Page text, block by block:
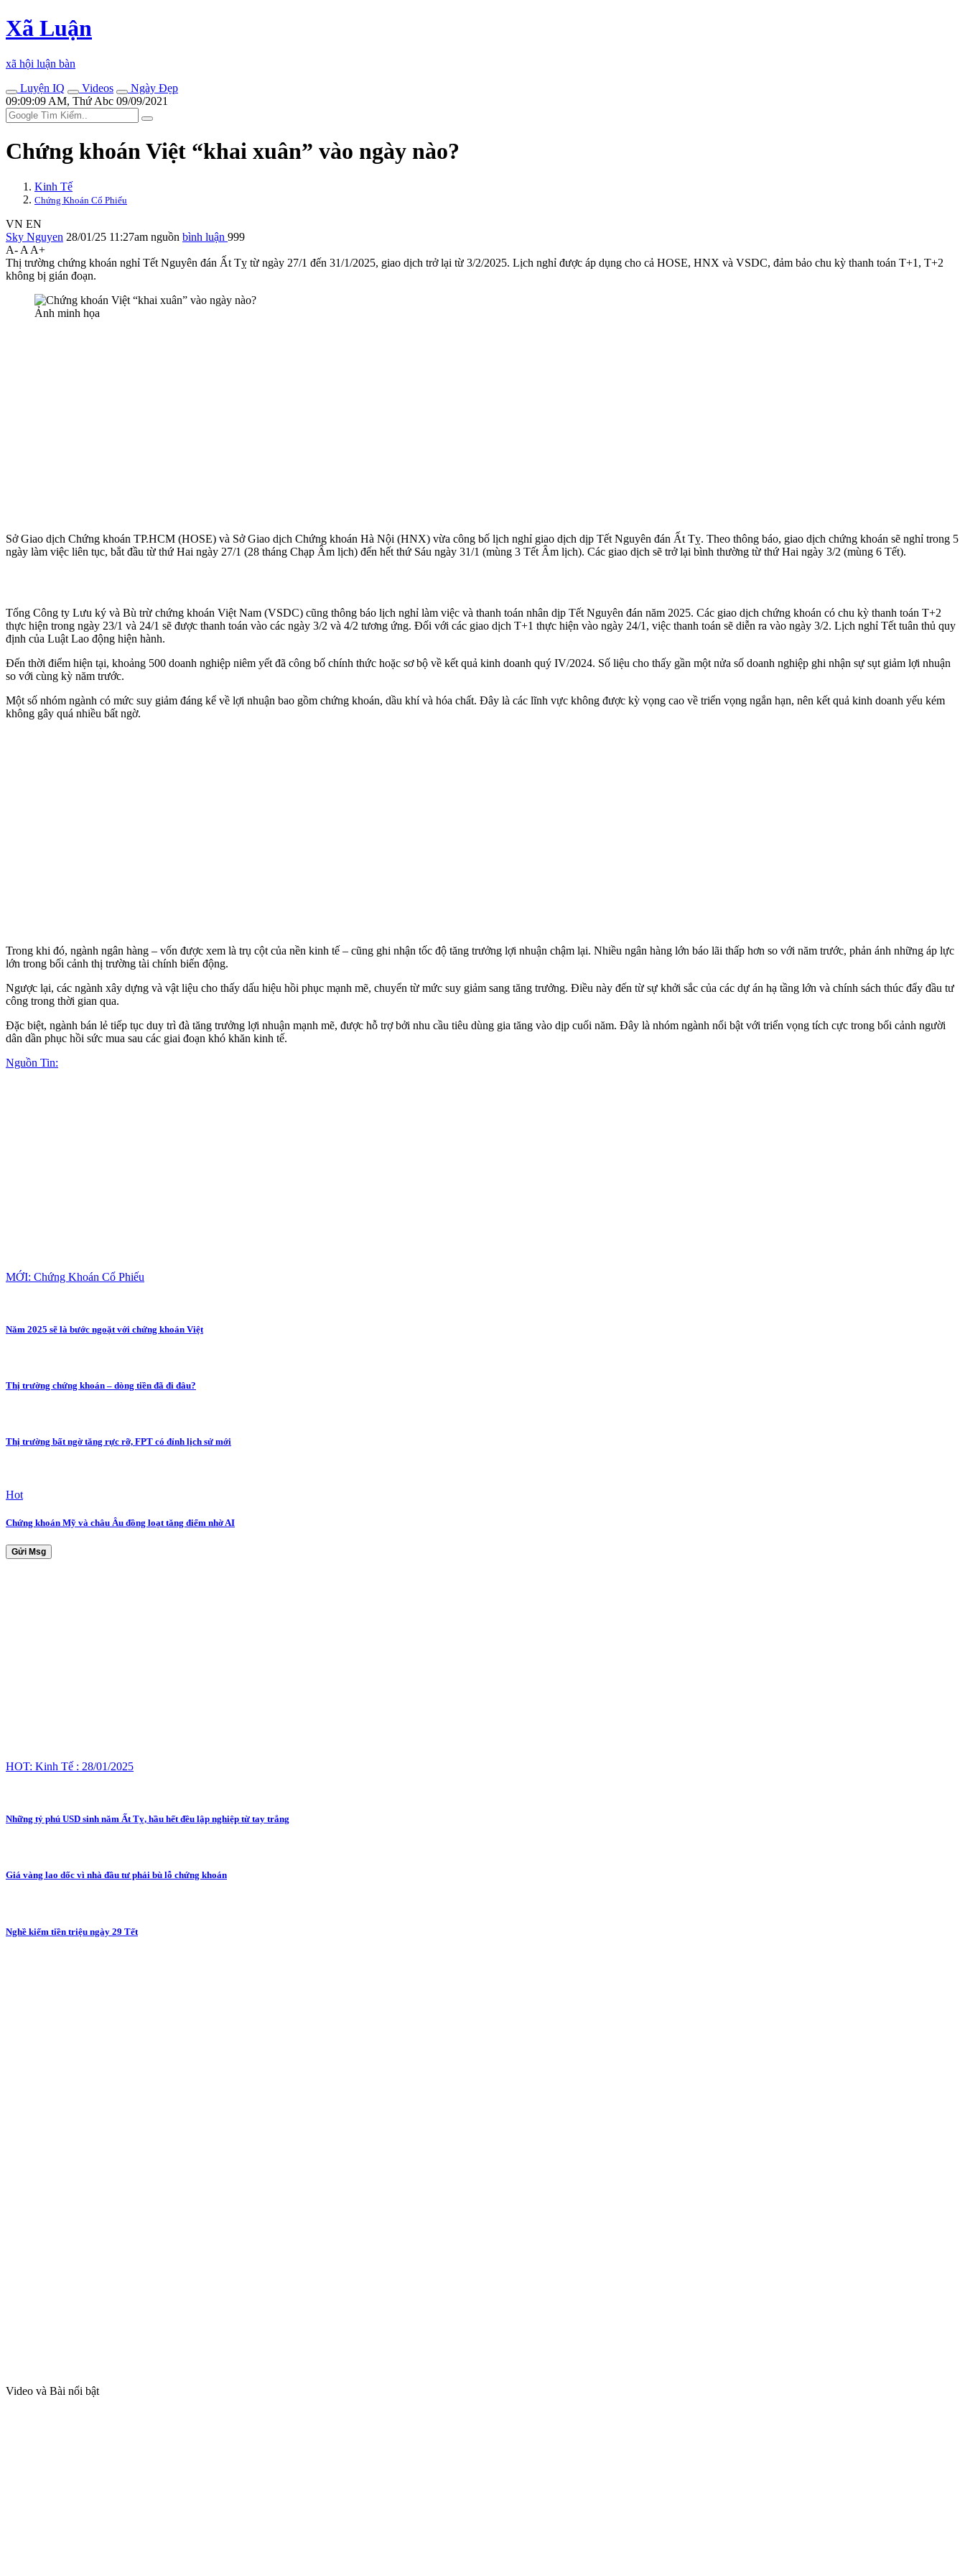
Xã Luận
xã hội luận bàn
Luyện IQ
Videos
Ngày Đẹp
09:09:09 AM, Thứ Abc 09/09/2021
Chứng khoán Việt “khai xuân” vào ngày nào?
Kinh Tế
Chứng Khoán Cổ Phiếu
VN EN
Sky Nguyen 28/01/25 11:27am nguồn bình luận 999
A- A A+
Thị trường chứng khoán nghỉ Tết Nguyên đán Ất Tỵ từ ngày 27/1 đến 31/1/2025, giao dịch trở lại từ 3/2/2025. Lịch nghỉ được áp dụng cho cả HOSE, HNX và VSDC, đảm bảo chu kỳ thanh toán T+1, T+2
không bị gián đoạn.
Ảnh minh họa
Sở Giao dịch Chứng khoán TP.HCM (HOSE) và Sở Giao dịch Chứng khoán Hà Nội (HNX) vừa công bố lịch nghỉ giao dịch dịp Tết Nguyên đán Ất Tỵ. Theo thông báo, giao dịch chứng khoán sẽ nghỉ trong 5
ngày làm việc liên tục, bắt đầu từ thứ Hai ngày 27/1 (28 tháng Chạp Âm lịch) đến hết thứ Sáu ngày 31/1 (mùng 3 Tết Âm lịch). Các giao dịch sẽ trở lại bình thường từ thứ Hai ngày 3/2 (mùng 6 Tết).
Tổng Công ty Lưu ký và Bù trừ chứng khoán Việt Nam (VSDC) cũng thông báo lịch nghỉ làm việc và thanh toán nhân dịp Tết Nguyên đán năm 2025. Các giao dịch chứng khoán có chu kỳ thanh toán T+2
thực hiện trong ngày 23/1 và 24/1 sẽ được thanh toán vào các ngày 3/2 và 4/2 tương ứng. Đối với các giao dịch T+1 thực hiện vào ngày 24/1, việc thanh toán sẽ diễn ra vào ngày 3/2. Lịch nghỉ Tết tuân thủ quy
định của Luật Lao động hiện hành.
Đến thời điểm hiện tại, khoảng 500 doanh nghiệp niêm yết đã công bố chính thức hoặc sơ bộ về kết quả kinh doanh quý IV/2024. Số liệu cho thấy gần một nửa số doanh nghiệp ghi nhận sự sụt giảm lợi nhuận
so với cùng kỳ năm trước.
Một số nhóm ngành có mức suy giảm đáng kể về lợi nhuận bao gồm chứng khoán, dầu khí và hó‌a chấ‌t. Đây là các lĩnh vực không được kỳ vọng cao về triển vọng ngắn hạn, nên kết quả kinh doanh yếu kém
không gây quá nhiều bất ngờ.
Trong khi đó, ngành ngân hàng – vốn được xem là trụ cột của nền kinh tế – cũng ghi nhận tốc độ tăng trưởng lợi nhuận chậm lại. Nhiều ngân hàng lớn báo lãi thấp hơn so với năm trước, phản ánh những áp lực
lớn trong bối cảnh thị trường tài chính biến động.
Ngược lại, các ngành xây dựng và vật liệu cho thấy dấu hiệu hồi phục mạnh mẽ, chuyển từ mức suy giảm sang tăng trưởng. Điều này đến từ sự khởi sắc của các dự án hạ tầng lớn và chính sách thúc đẩy đầu tư
công trong thời gian qua.
Đặc biệt, ngành bán lẻ tiếp tục duy trì đà tăng trưởng lợi nhuận mạnh mẽ, được hỗ trợ bởi nhu cầu tiêu dùng gia tăng vào dịp cuối năm. Đây là nhóm ngành nổi bật với triển vọng tích cực trong bối cảnh người
dân dần phục hồi sức mua sau các giai đoạn khó khăn kinh tế.
Nguồn Tin:
MỚI: Chứng Khoán Cổ Phiếu
Năm 2025 sẽ là bước ngoặt với chứng khoán Việt
Thị trường chứng khoán – dòng tiền đã đi đâu?
Thị trường bất ngờ tăng rực rỡ, FPT có đỉnh lịch sử mới
Hot
Chứng khoán Mỹ và châu Âu đồng loạt tăng điểm nhờ AI
Gửi Msg
HOT: Kinh Tế : 28/01/2025
Những tỷ phú USD sinh năm Ất Tỵ, hầu hết đều lập nghiệp từ tay trắng
Giá vàng lao dốc vì nhà đầu tư phải bù lỗ chứng khoán
Nghề kiếm tiền triệu ngày 29 Tết
Video và Bài nổi bật